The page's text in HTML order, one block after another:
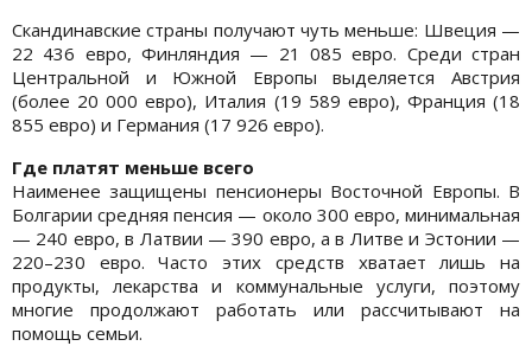
Скандинавские страны получают чуть меньше: Швеция —
22 436 евро, Финляндия — 21 085 евро. Среди стран
Центральной и Южной Европы выделяется Австрия
(более 20 000 евро), Италия (19 589 евро), Франция (18
855 евро) и Германия (17 926 евро).
Где платят меньше всего
Наименее защищены пенсионеры Восточной Европы. В
Болгарии средняя пенсия — около 300 евро, минимальная
— 240 евро, в Латвии — 390 евро, а в Литве и Эстонии —
220–230 евро. Часто этих средств хватает лишь на
продукты, лекарства и коммунальные услуги, поэтому
многие продолжают работать или рассчитывают на
помощь семьи.